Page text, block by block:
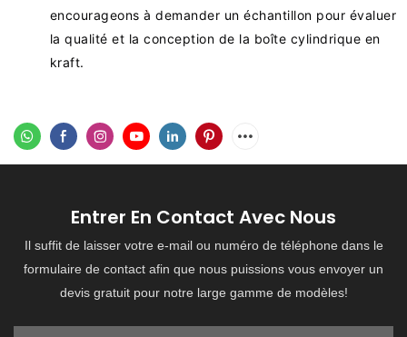
encourageons à demander un échantillon pour évaluer
la qualité et la conception de la boîte cylindrique en
kraft.
Entrer En Contact Avec Nous
Il suffit de laisser votre e-mail ou numéro de téléphone dans le
formulaire de contact afin que nous puissions vous envoyer un
devis gratuit pour notre large gamme de modèles!